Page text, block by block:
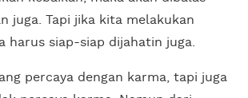
juga. Tapi jika kita melakukan
harus siap-siap dijahatin juga.
percaya dengan karma, tapi juga